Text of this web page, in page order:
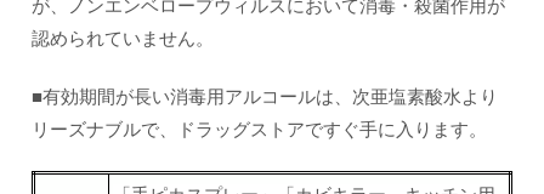
が、ノンエンベロープウィルスにおいて消毒・殺菌作用が
認められていません。
■有効期間が長い消毒用アルコールは、次亜塩素酸水より
リーズナブルで、ドラッグストアですぐ手に入ります。